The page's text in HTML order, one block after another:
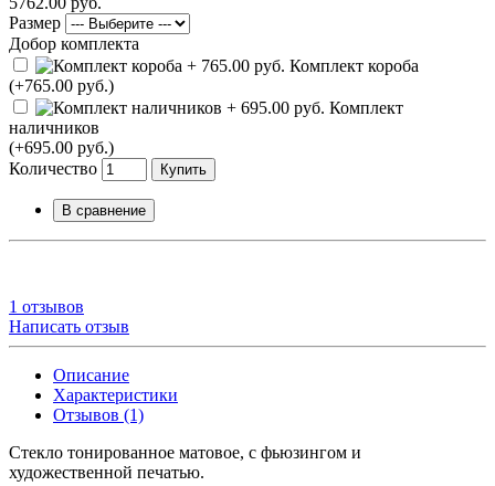
Размер
Добор комплекта
Комплект короба
(+765.00 руб.)
Комплект
наличников
(+695.00 руб.)
Количество
Купить
В сравнение
1 отзывов
Написать отзыв
Описание
Характеристики
Отзывов (1)
Стекло тонированное матовое, с фьюзингом и
художественной печатью.